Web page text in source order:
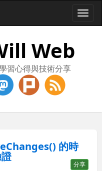
Web
習心得與技術分享
的時
分享